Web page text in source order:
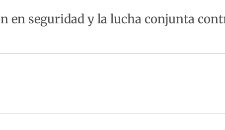
en seguridad y la lucha conjunta